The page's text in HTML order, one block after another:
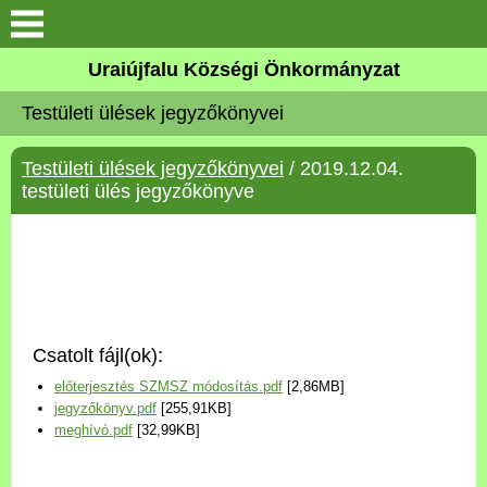
Köszöntő
Elérhetőségek
Uraiújfalu
Választási információk
Versenyképes Járások
Uraiújfalu Községi Önkormányzat
Testületi ülések jegyzőkönyvei
Testületi ülések jegyzőkönyvei / 2019.12.04.
testületi ülés jegyzőkönyve
Csatolt fájl(ok):
előterjesztés SZMSZ módosítás.pdf [2,86MB]
jegyzőkönyv.pdf [255,91KB]
meghívó.pdf [32,99KB]